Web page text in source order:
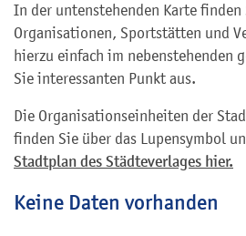
In der untenstehenden Karte
Organisationen, Sportstätten und
hierzu einfach im nebenstehenden
Sie interessanten Punkt aus.
Die Organisationseinheiten der
finden Sie über das Lupensymbol
Stadtplan des Städteverlages hier.
Keine Daten vorhanden